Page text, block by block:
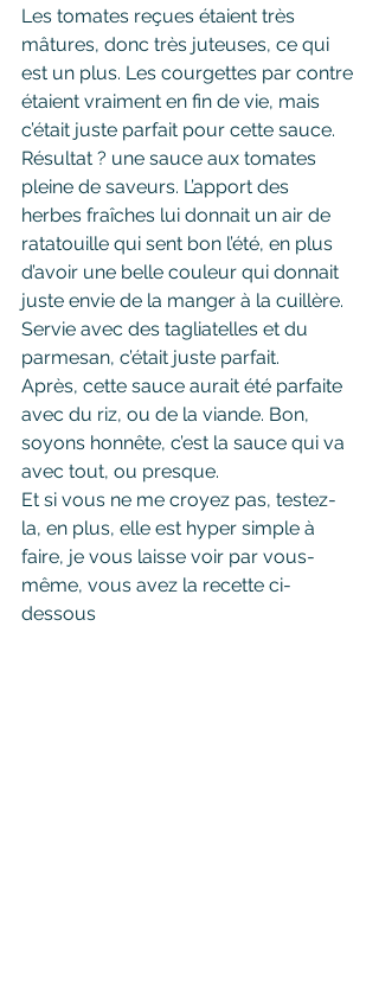
Les tomates reçues étaient très
mâtures, donc très juteuses, ce qui
est un plus. Les courgettes par contre
étaient vraiment en fin de vie, mais
c’était juste parfait pour cette sauce.
Résultat ? une sauce aux tomates
pleine de saveurs. L’apport des
herbes fraîches lui donnait un air de
ratatouille qui sent bon l’été, en plus
d’avoir une belle couleur qui donnait
juste envie de la manger à la cuillère.
Servie avec des tagliatelles et du
parmesan, c’était juste parfait.
Après, cette sauce aurait été parfaite
avec du riz, ou de la viande. Bon,
soyons honnête, c’est la sauce qui va
avec tout, ou presque.
Et si vous ne me croyez pas, testez-
la, en plus, elle est hyper simple à
faire, je vous laisse voir par vous-
même, vous avez la recette ci-
dessous